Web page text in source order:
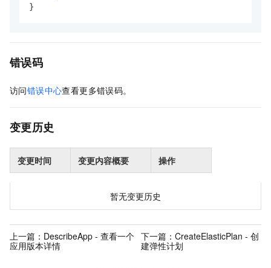
}
错误码
访问错误中心查看更多错误码。
变更历史
变更时间 变更内容概要 操作
暂无变更历史
上一篇： DescribeApp - 查看一个
应用版本详情
下一篇：CreateElasticPlan - 创
建弹性计划